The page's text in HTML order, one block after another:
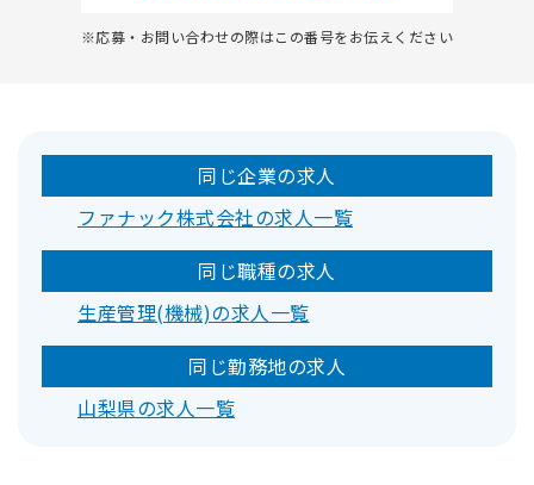
※応募・お問い合わせの際はこの番号をお伝えください
同じ企業の求人
ファナック株式会社の求人一覧
同じ職種の求人
生産管理(機械)の求人一覧
同じ勤務地の求人
山梨県の求人一覧